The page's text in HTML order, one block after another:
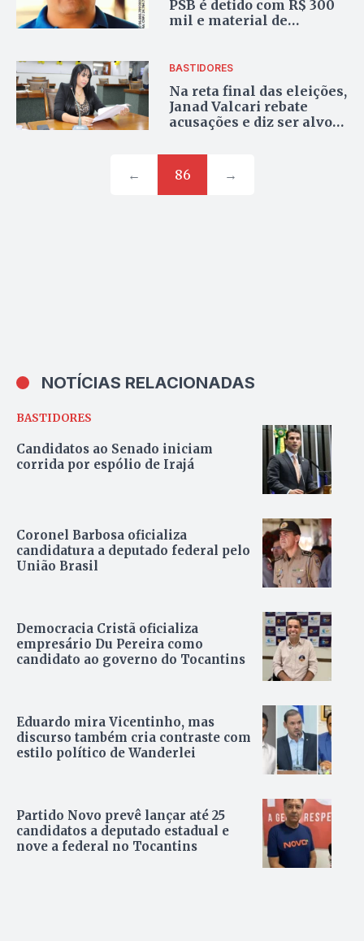
PSB é detido com R$ 300
mil e material de
BASTIDORES
Na reta final das eleições,
Janad Valcari rebate
acusações e diz ser alvo
← 86 →
NOTÍCIAS RELACIONADAS
BASTIDORES
Candidatos ao Senado iniciam
corrida por espólio de Irajá
Coronel Barbosa oficializa
candidatura a deputado federal pelo
União Brasil
Democracia Cristã oficializa
empresário Du Pereira como
candidato ao governo do Tocantins
Eduardo mira Vicentinho, mas
discurso também cria contraste com
estilo político de Wanderlei
Partido Novo prevê lançar até 25
candidatos a deputado estadual e
nove a federal no Tocantins